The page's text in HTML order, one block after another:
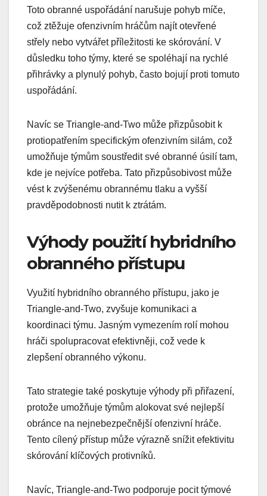
Toto obranné uspořádání narušuje pohyb míče,
což ztěžuje ofenzivním hráčům najít otevřené
střely nebo vytvářet příležitosti ke skórování. V
důsledku toho týmy, které se spoléhají na rychlé
přihrávky a plynulý pohyb, často bojují proti tomuto
uspořádání.
Navíc se Triangle-and-Two může přizpůsobit k
protiopatřením specifickým ofenzivním silám, což
umožňuje týmům soustředit své obranné úsilí tam,
kde je nejvíce potřeba. Tato přizpůsobivost může
vést k zvýšenému obrannému tlaku a vyšší
pravděpodobnosti nutit k ztrátám.
Výhody použití hybridního
obranného přístupu
Využití hybridního obranného přístupu, jako je
Triangle-and-Two, zvyšuje komunikaci a
koordinaci týmu. Jasným vymezením rolí mohou
hráči spolupracovat efektivněji, což vede k
zlepšení obranného výkonu.
Tato strategie také poskytuje výhody při přiřazení,
protože umožňuje týmům alokovat své nejlepší
obránce na nejnebezpečnější ofenzivní hráče.
Tento cílený přístup může výrazně snížit efektivitu
skórování klíčových protivníků.
Navíc, Triangle-and-Two podporuje pocit týmové